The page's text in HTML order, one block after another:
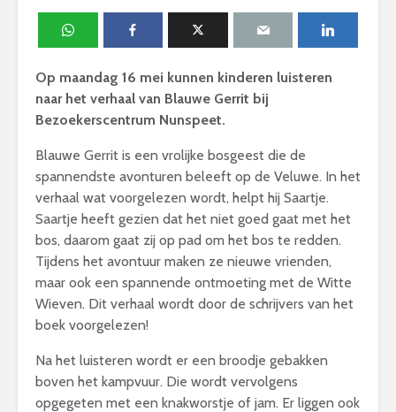
Op maandag 16 mei kunnen kinderen luisteren
naar het verhaal van Blauwe Gerrit bij
Bezoekerscentrum Nunspeet.
Blauwe Gerrit is een vrolijke bosgeest die de
spannendste avonturen beleeft op de Veluwe. In het
verhaal wat voorgelezen wordt, helpt hij Saartje.
Saartje heeft gezien dat het niet goed gaat met het
bos, daarom gaat zij op pad om het bos te redden.
Tijdens het avontuur maken ze nieuwe vrienden,
maar ook een spannende ontmoeting met de Witte
Wieven. Dit verhaal wordt door de schrijvers van het
boek voorgelezen!
Na het luisteren wordt er een broodje gebakken
boven het kampvuur. Die wordt vervolgens
opgegeten met een knakworstje of jam. Er liggen ook